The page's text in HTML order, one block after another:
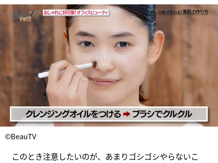
©BeauTV
このとき注意したいのが、あまりゴシゴシやらないこ